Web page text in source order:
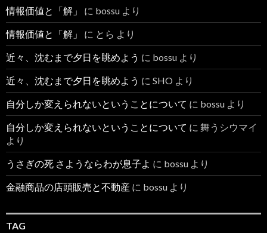
情報価値と「解」 に bossu より
情報価値と「解」 に とら より
近々、沈むまで夕日を眺めよう に bossu より
近々、沈むまで夕日を眺めよう に SHO より
自分しか変えられないということについて に bossu より
自分しか変えられないということについて に 舞うシウマイ
より
うさぎの死 さようならわが息子よ に bossu より
金融商品の店頭販売と不動産 に bossu より
TAG